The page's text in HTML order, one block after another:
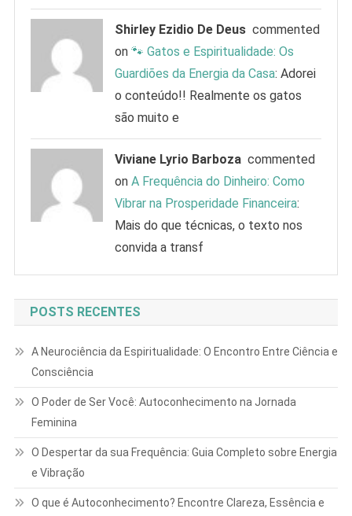
Shirley Ezidio De Deus commented
on🐾 Gatos e Espiritualidade: Os
Guardiões da Energia da Casa: Adorei
o conteúdo!! Realmente os gatos
são muito e
Viviane Lyrio Barboza commented
onA Frequência do Dinheiro: Como
Vibrar na Prosperidade Financeira:
Mais do que técnicas, o texto nos
convida a transf
POSTS RECENTES
A Neurociência da Espiritualidade: O Encontro Entre Ciência e
Consciência
O Poder de Ser Você: Autoconhecimento na Jornada
Feminina
O Despertar da sua Frequência: Guia Completo sobre Energia
e Vibração
O que é Autoconhecimento? Encontre Clareza, Essência e